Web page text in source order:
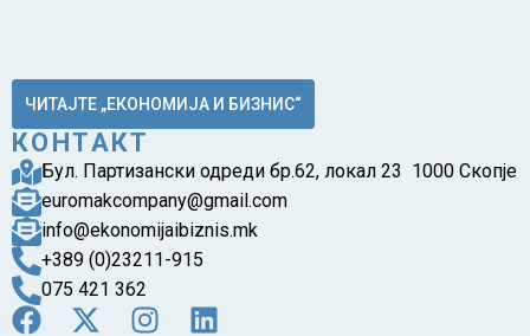
ЧИТАЈТЕ „ЕКОНОМИЈА И БИЗНИС“
КОНТАКТ
Бул. Партизански одреди бр.62, локал 23 1000 Скопје
euromakcompany@gmail.com
info@ekonomijaibiznis.mk
+389 (0)23211-915
075 421 362